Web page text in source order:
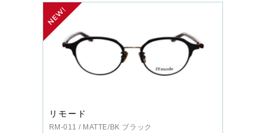
リモード
RM-011 / MATTE/BK ブラック